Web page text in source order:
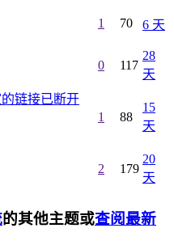
1 70 6 天
0 117
28
天
链接已断开
1 88
15
天
2 179
20
天
的其他主题或查阅最新